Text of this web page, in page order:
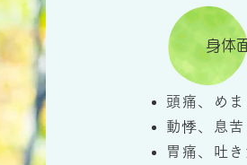
身体
頭痛、め
動悸、息
胃痛、吐